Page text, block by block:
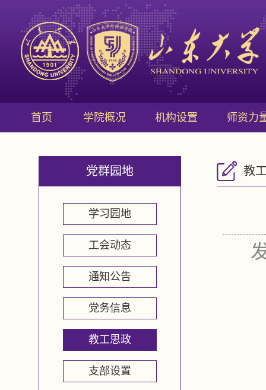
首页 学院概况 机构设置 师资力
党群园地
学习园地
工会动态
通知公告
党务信息
教工思政
支部设置
教